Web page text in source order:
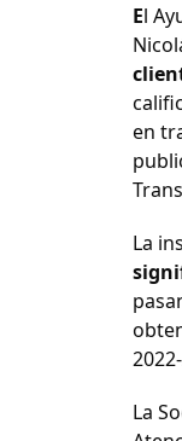
El
en
La
La